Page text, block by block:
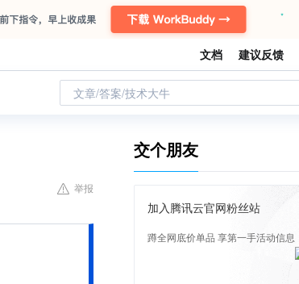
文档 建议反馈
文章/答案/技术大牛
举报
交个朋友
加入腾讯云官网粉丝站
蹲全网底价单品 享第一手活动信息